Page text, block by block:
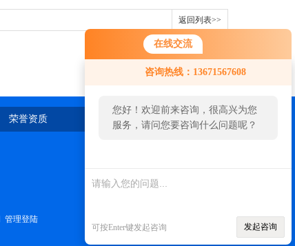
在线交流
咨询热线：13671567608
您好！欢迎前来咨询，很高兴为您
服务，请问您要咨询什么问题呢？
可按Enter键发起咨询 发起咨询
返回列表>>
荣誉资质 在线留言 联系我们
管理登陆